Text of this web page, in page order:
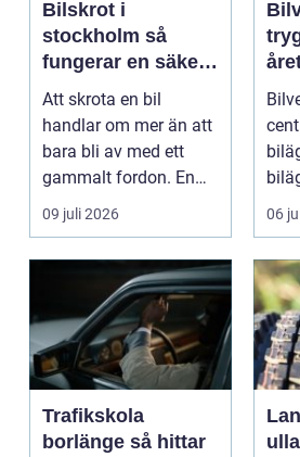
Bilskrot i
stockholm så
fungerar en säker
och miljövänlig
skrotning
Att skrota en bil
handlar om mer än att
bara bli av med ett
gammalt fordon. En
genomtänkt skrotning
09 juli 2026 06
Trafikskola
borlänge så hittar
ullared